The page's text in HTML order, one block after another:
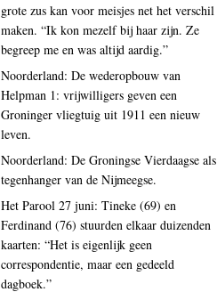
grote zus kan voor meisjes net het verschil
maken. “Ik kon mezelf bij haar zijn. Ze
begreep me en was altijd aardig.”
Noorderland: De wederopbouw van
Helpman 1: vrijwilligers geven een
Groninger vliegtuig uit 1911 een nieuw
leven.
Noorderland: De Groningse Vierdaagse als
tegenhanger van de Nijmeegse.
Het Parool 27 juni: Tineke (69) en
Ferdinand (76) stuurden elkaar duizenden
kaarten: “Het is eigenlijk geen
correspondentie, maar een gedeeld
dagboek.”